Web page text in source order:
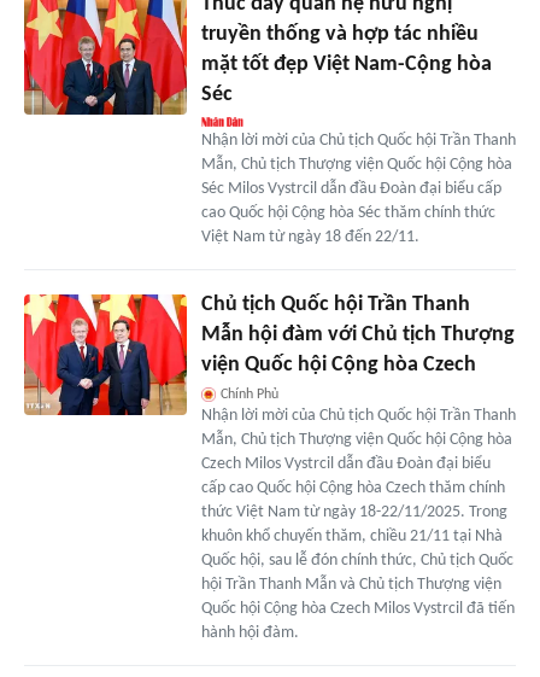
truyền thống và hợp tác nhiều
mặt tốt đẹp Việt Nam-Cộng hòa
Séc
Nhận lời mời của Chủ tịch Quốc hội Trần Thanh
Mẫn, Chủ tịch Thượng viện Quốc hội Cộng hòa
Séc Milos Vystrcil dẫn đầu Đoàn đại biểu cấp
cao Quốc hội Cộng hòa Séc thăm chính thức
Việt Nam từ ngày 18 đến 22/11.
Chủ tịch Quốc hội Trần Thanh
Mẫn hội đàm với Chủ tịch Thượng
viện Quốc hội Cộng hòa Czech
Chính Phủ
Nhận lời mời của Chủ tịch Quốc hội Trần Thanh
Mẫn, Chủ tịch Thượng viện Quốc hội Cộng hòa
Czech Milos Vystrcil dẫn đầu Đoàn đại biểu
cấp cao Quốc hội Cộng hòa Czech thăm chính
thức Việt Nam từ ngày 18-22/11/2025. Trong
khuôn khổ chuyến thăm, chiều 21/11 tại Nhà
Quốc hội, sau lễ đón chính thức, Chủ tịch Quốc
hội Trần Thanh Mẫn và Chủ tịch Thượng viện
Quốc hội Cộng hòa Czech Milos Vystrcil đã tiến
hành hội đàm.